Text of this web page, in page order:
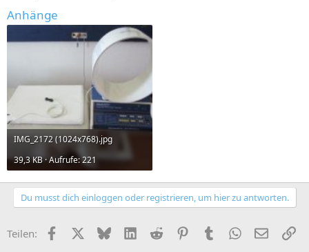
Anhänge
IMG_2172 (1024x768).jpg
39,3 KB · Aufrufe: 221
Du musst dich einloggen oder registrieren, um hier zu antworten.
Teilen: FacebookX (Twitter)
BlueskyLinkedIn
Reddit PinterestTumblr WhatsApp
E-Mail